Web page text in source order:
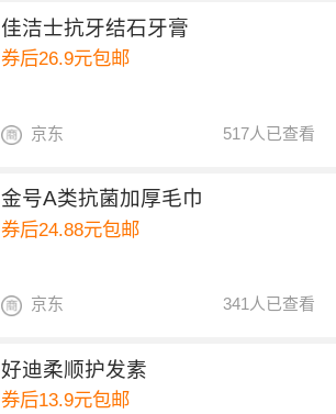
佳洁士抗牙结石牙膏
券后26.9元包邮
517人已查看
京东
金号A类抗菌加厚毛巾
券后24.88元包邮
341人已查看
京东
好迪柔顺护发素
券后13.9元包邮